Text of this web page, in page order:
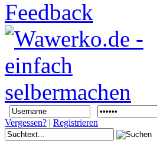
Vergessen? | Registrieren